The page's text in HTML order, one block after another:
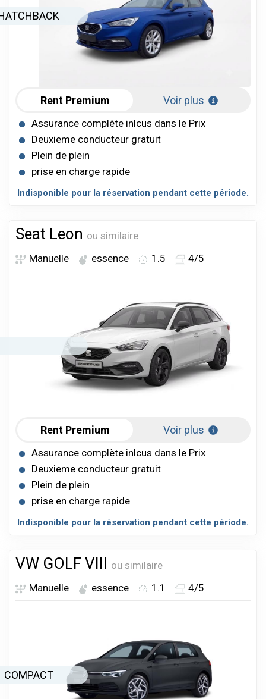
Rent Premium Voir plus
Assurance complète inlcus dans le Prix
Deuxieme conducteur gratuit
Plein de plein
prise en charge rapide
Indisponible pour la réservation pendant cette période.
Seat Leon ou similaire
Manuelle
essence 1.5 4/5
Rent Premium Voir plus
Assurance complète inlcus dans le Prix
Deuxieme conducteur gratuit
Plein de plein
prise en charge rapide
Indisponible pour la réservation pendant cette période.
VW GOLF VIII ou similaire
Manuelle
essence 1.1 4/5
COMPACT